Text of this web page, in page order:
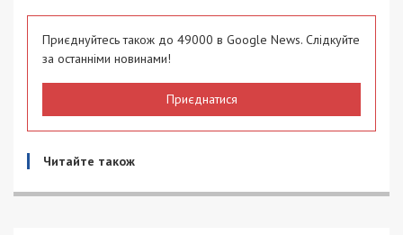
Приєднуйтесь також до 49000 в Google News. Слідкуйте
за останніми новинами!
Приєднатися
Читайте також